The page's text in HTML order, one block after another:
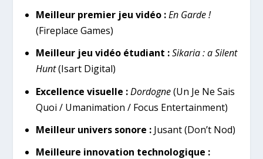
Meilleur premier jeu vidéo :En Garde !
(Fireplace Games)
Meilleur jeu vidéo étudiant :Sikaria : a Silent
Hunt(Isart Digital)
Excellence visuelle :Dordogne(Un Je Ne Sais
Quoi / Umanimation / Focus Entertainment)
Meilleur univers sonore : Jusant (Don’t Nod)
Meilleure innovation technologique :